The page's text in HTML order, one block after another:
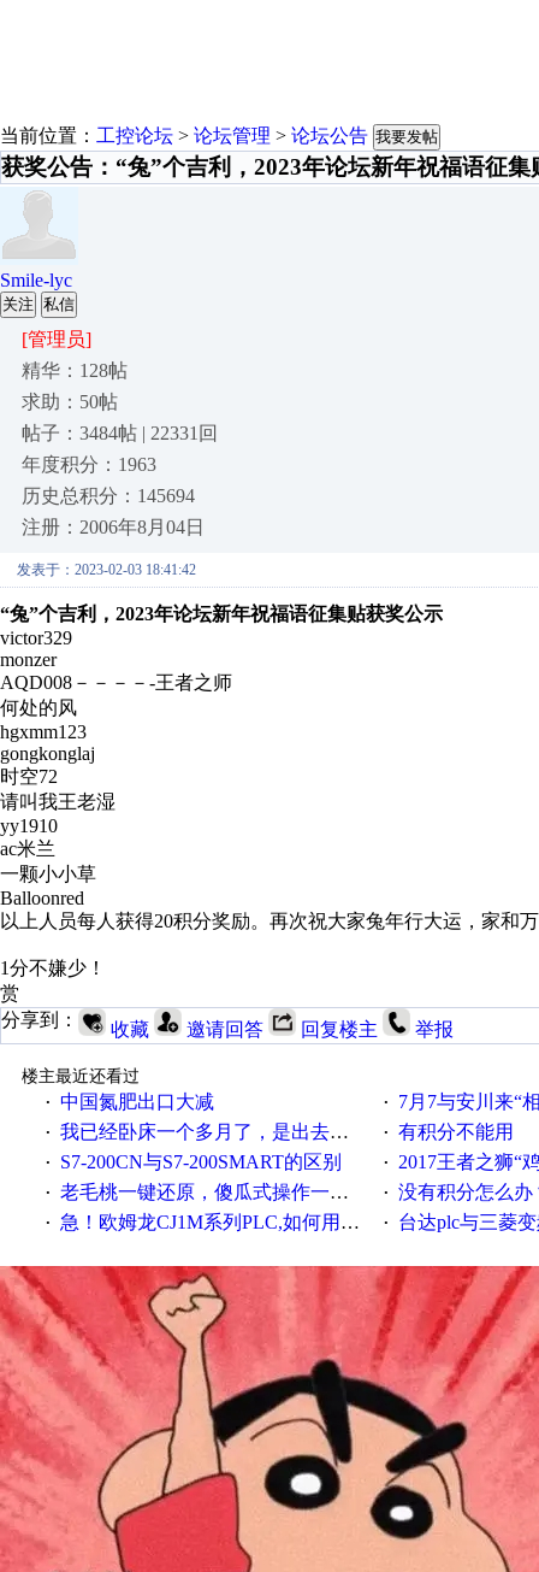
当前位置： 工控论坛 > 论坛管理 > 论坛公告 我要发帖
获奖公告：“兔”个吉利，2023年论坛新年祝福语征集
Smile-lyc
关注 私信
[管理员]
精华：128帖
求助：50帖
帖子：3484帖 | 22331回
年度积分：1963
历史总积分：145694
注册：2006年8月04日
发表于：2023-02-03 18:41:42
“兔”个吉利，2023年论坛新年祝福语征集贴获奖公示
victor329
monzer
AQD008－－－－-王者之师
何处的风
hgxmm123
gongkonglaj
时空72
请叫我王老湿
yy1910
ac米兰
一颗小小草
Balloonred
以上人员每人获得20积分奖励。再次祝大家兔年行大运，家和
1分不嫌少！
赏
分享到：
收藏 邀请回答 回复楼主 举报
楼主最近还看过
· 中国氮肥出口大减 · 7月7与安川来“
· 我已经卧床一个多月了，是出去安装机械手在高速遭遇车祸所致:大家工作都要特别注意啊 · 有积分不能用
· S7-200CN与S7-200SMART的区别 · 2017王者之狮“鸡”情签到
· 老毛桃一键还原，傻瓜式操作一键轻松备份还原；程序为向导式安装，一键即可实现自动备份或还原系统。 · 没有积分怎么办
· 急！欧姆龙CJ1M系列PLC,如何用时间控制变频器。要求时间在组态王中可以自由输入！拜托各位大神了！ · 台达plc与三菱